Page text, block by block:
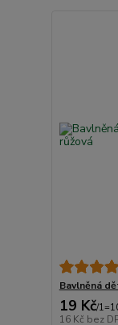
Bavlněná
19 Kč/
16 Kč bez